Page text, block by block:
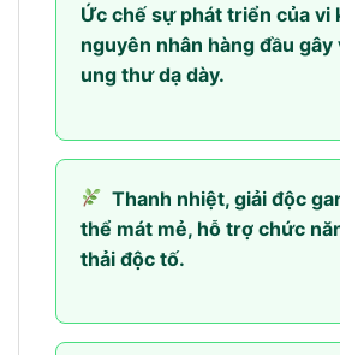
Ức chế sự phát triển của vi
nguyên nhân hàng đầu
ung thư dạ dày.
Thanh nhiệt, giải độc
thể mát mẻ, hỗ trợ chức
thải độc tố.